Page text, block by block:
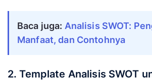
Baca juga: Analisis SWOT:
Manfaat, dan Contohnya
2. Template Analisis SWOT